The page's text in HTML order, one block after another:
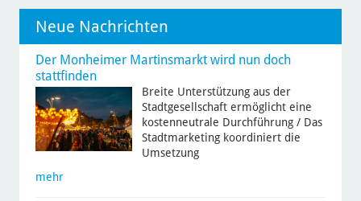
Neue Nachrichten
Der Monheimer Martinsmarkt wird nun doch
stattfinden
Breite Unterstützung aus der
Stadtgesellschaft ermöglicht eine
kostenneutrale Durchführung / Das
Stadtmarketing koordiniert die
Umsetzung
mehr